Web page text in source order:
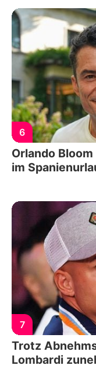
6
Orlando
im
7
Trotz
Lombardi